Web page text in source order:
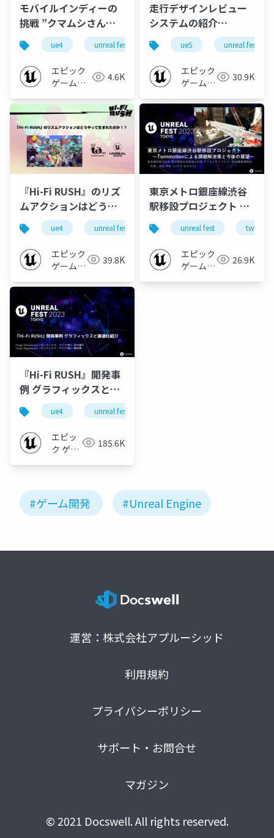
モバイルインディーの
挑戦 ”クマムシさん惑
星と英語ロギ
ア”【UNREAL FEST
2023 TOKYO】
ue4 unreal fest ue-indie ue-mobile
エピック
ゲームズ
4.6K
走行デザインレビュー
システムの紹介
【UNREAL FEST 2023
TOKYO】
ue5 unreal fest
エピック
ゲームズ
30.9K
『Hi-Fi RUSH』のリズ
ムアクションはどうや
って生まれたのか！？
【UNREAL FEST 2023
TOKYO】
ue4 unreal fest ue-animation unreal fest
エピック
ゲームズ
39.8K
東京メトロ銀座線渋谷
駅移設プロジェクト ～
Twinmotionによる課
題解決策と今後の展望
～【UNREAL FEST
2023 TOKYO】
unreal fest
エピック
ゲームズ
26.9K
『Hi-Fi RUSH』開発事
例 グラフィックスと最
適化紹介【UNREAL
FEST 2023 TOKYO】
ue4 unreal fest
エピッ
ク ゲー
185.6K
#ゲーム開発 #Unreal Engine
運営：株式会社アプルーシッド
利用規約
プライバシーポリシー
サポート・お問合せ
マガジン
© 2021 Docswell. All rights reserved.